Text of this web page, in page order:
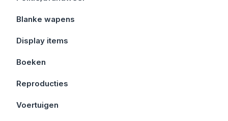
Blanke wapens
Display items
Boeken
Reproducties
Voertuigen